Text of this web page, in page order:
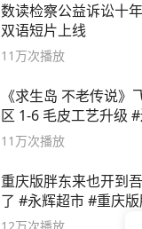
数读检察公益诉讼十
双语短片上线
11万次播放
《求生岛 不老传说》
区 1-6 毛皮工艺升级 #
主机大作
11万次播放
重庆版胖东来也开到
了 #永辉超市 #重庆